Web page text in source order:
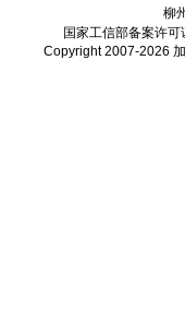
柳
国家工信部备案许可
Copyright 2007-2026